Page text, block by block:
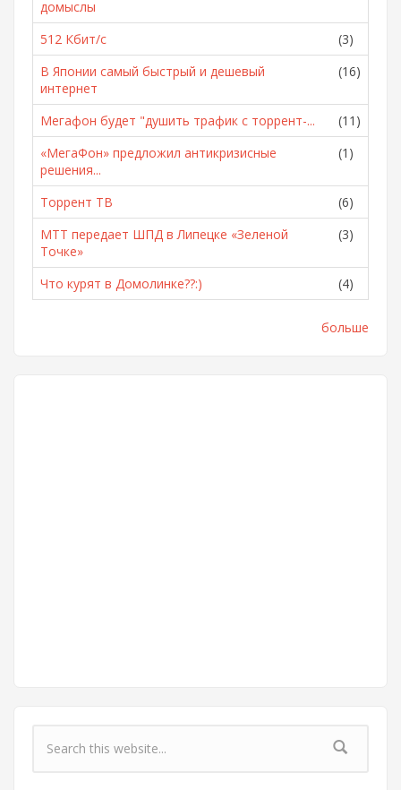
домыслы
512 Кбит/с
(3)
В Японии самый быстрый и дешевый
интернет
(16)
Мегафон будет "душить трафик с торрент-...
(11)
«МегаФон» предложил антикризисные
решения...
(1)
Торрент ТВ
(6)
МТТ передает ШПД в Липецке «Зеленой
Точке»
(3)
Что курят в Домолинке??:) (4)
больше
Форма поиска